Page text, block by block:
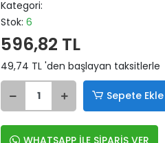
Kategori:
Stok: 6
596,82 TL
49,74 TL 'den başlayan taksitlerle
Sepete Ekle
WHATSAPP İLE SİPARİŞ VER